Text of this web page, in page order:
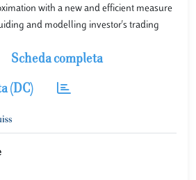
with a new and efficient measure
and modelling investor's trading
Scheda completa
(DC)